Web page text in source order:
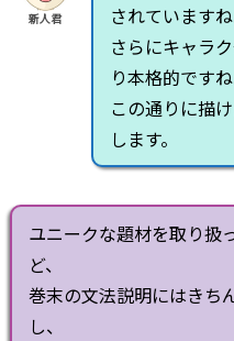
新人君
されていますね
さらにキャラ
り本格的ですね
この通りに描
します。
ユニークな題材を取り扱
ど、
巻末の文法説明にはきち
し、